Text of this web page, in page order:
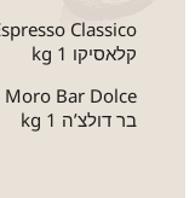
קלאסיקו 1 kg
בר דולצ’ה 1 kg